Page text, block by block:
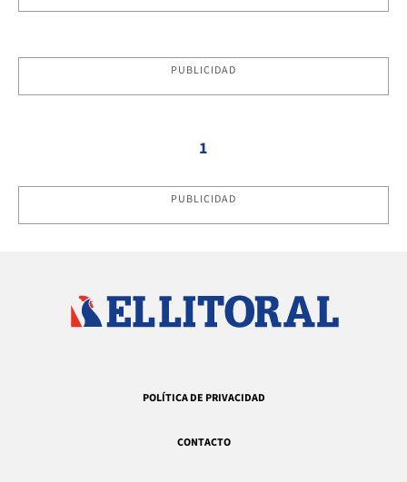
PUBLICIDAD
1
PUBLICIDAD
POLÍTICA DE PRIVACIDAD
CONTACTO